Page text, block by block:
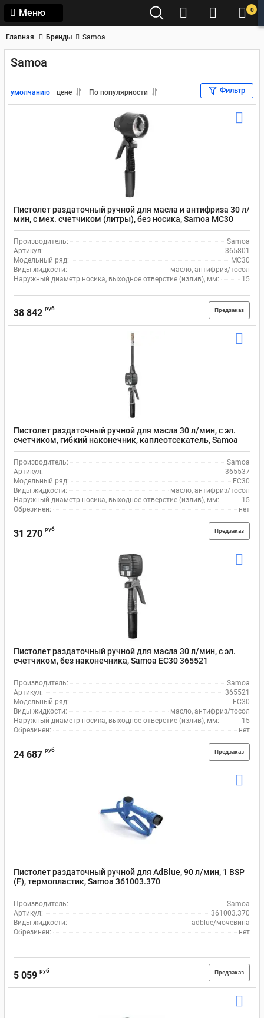
Меню 0
Главная Бренды Samoa
Samoa
умолчанию цене По популярности Фильтр
Пистолет раздаточный ручной для масла и антифриза 30 л/
мин, c мех. счетчиком (литры), без носика, Samoa MC30
365801
Производитель:
Samoa
Артикул:
365801
Модельный ряд:
MC30
Виды жидкости:
масло, антифриз/тосол
Наружный диаметр носика, выходное отверстие (излив), мм:
15
38 842 руб Предзаказ
Пистолет раздаточный ручной для масла 30 л/мин, с эл.
счетчиком, гибкий наконечник, каплеотсекатель, Samoa
EC30 365537
Производитель:
Samoa
Артикул:
365537
Модельный ряд:
EC30
Виды жидкости:
масло, антифриз/тосол
Наружный диаметр носика, выходное отверстие (излив), мм:
15
Обрезинен:
нет
31 270 руб Предзаказ
Пистолет раздаточный ручной для масла 30 л/мин, с эл.
счетчиком, без наконечника, Samoa EC30 365521
Производитель:
Samoa
Артикул:
365521
Модельный ряд:
EC30
Виды жидкости:
масло, антифриз/тосол
Наружный диаметр носика, выходное отверстие (излив), мм:
15
Обрезинен:
нет
24 687 руб Предзаказ
Пистолет раздаточный ручной для AdBlue, 90 л/мин, 1 BSP
(F), термопластик, Samoa 361003.370
Производитель:
Samoa
Артикул:
361003.370
Виды жидкости:
adblue/мочевина
Обрезинен:
нет
5 059 руб Предзаказ